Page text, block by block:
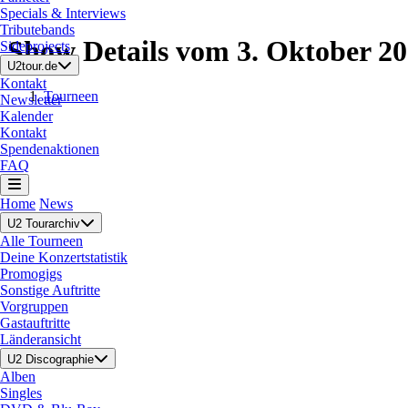
Specials & Interviews
Tributebands
Sideprojects
U2tour.de
Kontakt
Newsletter
Kalender
Kontakt
Spendenaktionen
FAQ
Home News
U2 Tourarchiv
Alle Tourneen
Deine Konzertstatistik
Promogigs
Sonstige Auftritte
Vorgruppen
Gastauftritte
Länderansicht
U2 Discographie
Alben
Singles
Show Details vom 3. Oktober
Tourneen